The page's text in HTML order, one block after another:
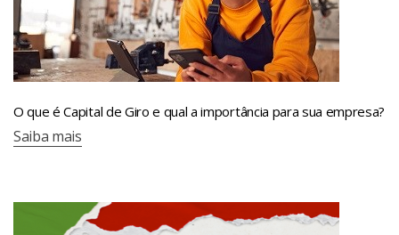
O que é Capital de Giro e qual a importância para sua empresa?
Saiba mais